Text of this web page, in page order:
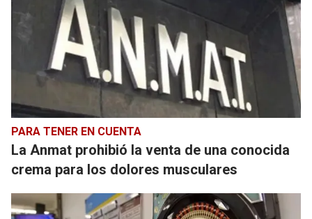
PARA TENER EN CUENTA
La Anmat prohibió la venta de una conocida
crema para los dolores musculares